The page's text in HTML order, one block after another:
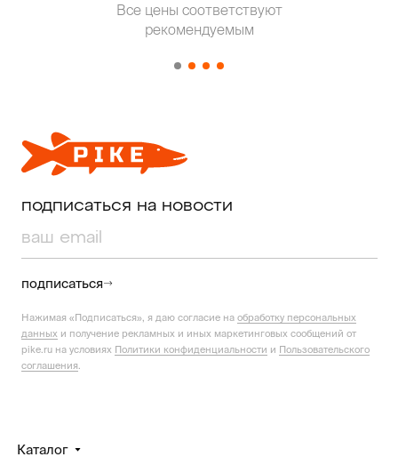
Все цены соответствуют
рекомендуемым
подписаться на новости
подписаться
Нажимая «Подписаться», я даю согласие на обработку персональных
данных и получение рекламных и иных маркетинговых сообщений от
pike.ru на условиях Политики конфиденциальности и Пользовательского
соглашения
Каталог